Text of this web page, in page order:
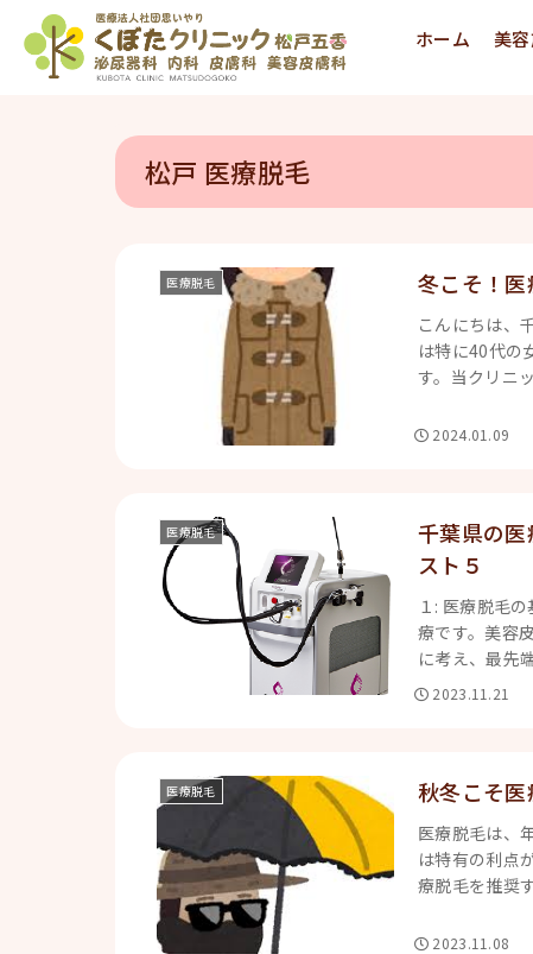
ホーム 美
松戸 医療脱毛
医療脱毛 冬こそ！医
こんにちは、
は特に40代の
す。当クリニ
2024.01.09
医療脱毛
千葉県の
スト５
１: 医療脱毛
療です。美容
に考え、最先
2023.11.21
医療脱毛 秋冬こそ
医療脱毛は、
は特有の利点
療脱毛を推奨
2023.11.08